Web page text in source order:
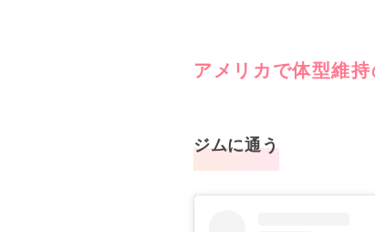
アメリカで体型維
ジムに通う